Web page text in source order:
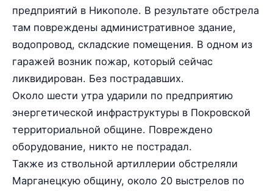
предприятий в Никополе. В результате обстрела
там повреждены административное здание,
водопровод, складские помещения. В одном из
гаражей возник пожар, который сейчас
ликвидирован. Без пострадавших.
Около шести утра ударили по предприятию
энергетической инфраструктуры в Покровской
территориальной общине. Повреждено
оборудование, никто не пострадал.
Также из ствольной артиллерии обстреляли
Марганецкую общину, около 20 выстрелов по